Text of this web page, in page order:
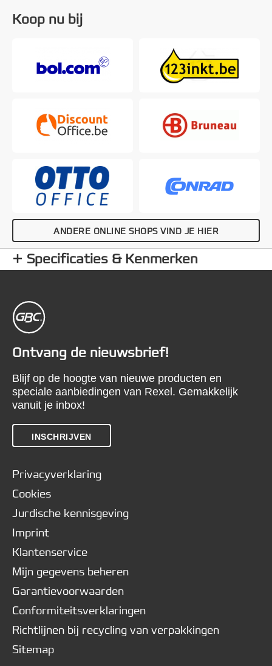
Koop nu bij
ANDERE ONLINE SHOPS VIND JE HIER
Specificaties & Kenmerken
Ontvang de nieuwsbrief!
Blijf op de hoogte van nieuwe producten en
speciale aanbiedingen van Rexel. Gemakkelijk
vanuit je inbox!
INSCHRIJVEN
Privacyverklaring
Cookies
Jurdische kennisgeving
Imprint
Klantenservice
Mijn gegevens beheren
Garantievoorwaarden
Conformiteitsverklaringen
Richtlijnen bij recycling van verpakkingen
Sitemap